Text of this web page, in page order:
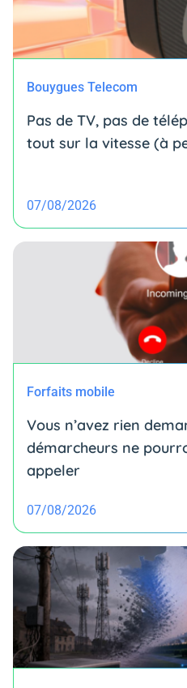
Bouygues Telecom
Pas de TV, pas de
tout sur la vitesse (à
07/08/2026
Forfaits mobile
Vous n’avez rien
démarcheurs ne
appeler
07/08/2026